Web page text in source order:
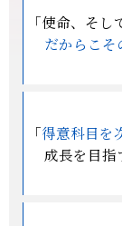
「使命、そし
だからこそ
「得意科目を
成長を目指